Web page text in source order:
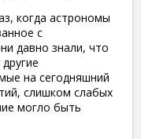
когда астрономы
с
давно знали, что
на сегодняшний
слишком слабых
могло быть